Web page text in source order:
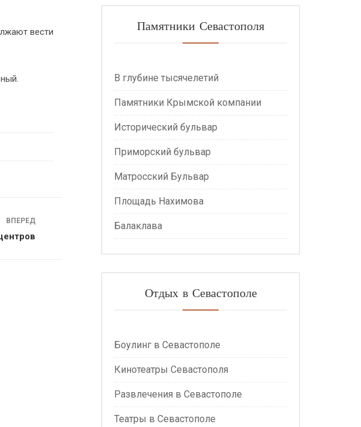
вести
ВПЕРЕД
Памятники Севастополя
В глубине тысячелетий
Памятники Крымской компании
Исторический бульвар
Приморский бульвар
Матросский Бульвар
Площадь Нахимова
Балаклава
Отдых в Севастополе
Боулинг в Севастополе
Кинотеатры Севастополя
Развлечения в Севастополе
Театры в Севастополе